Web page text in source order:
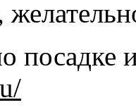
посадке